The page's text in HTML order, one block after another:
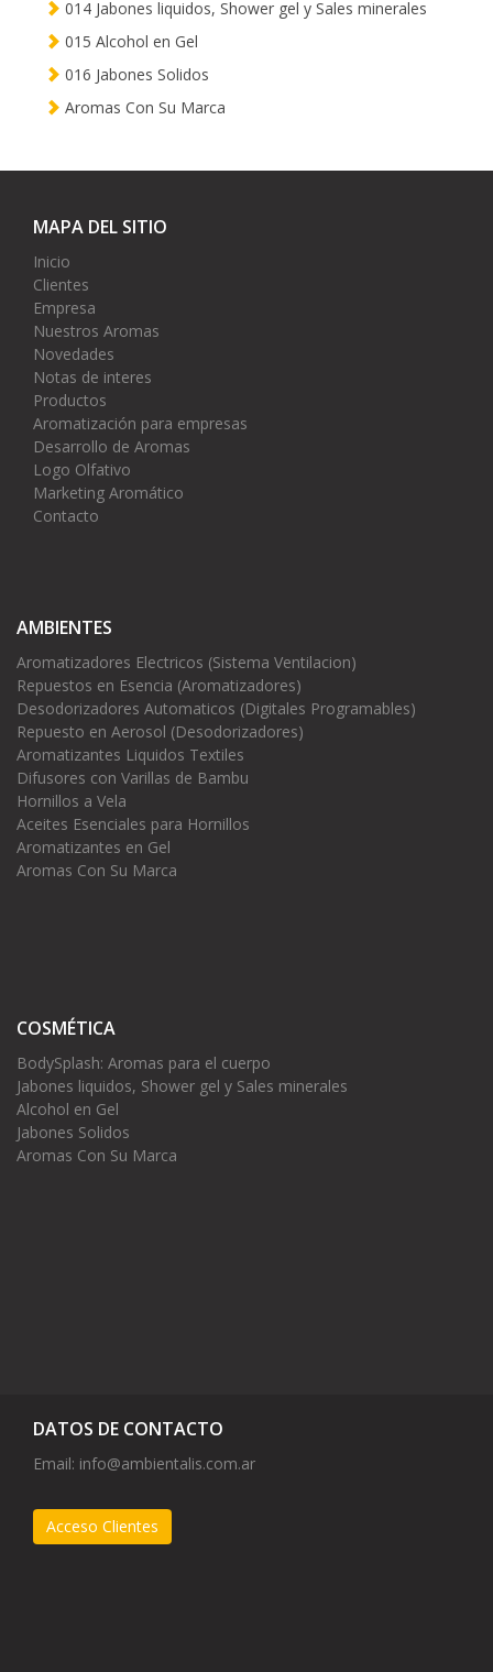
014 Jabones liquidos, Shower gel y Sales minerales
015 Alcohol en Gel
016 Jabones Solidos
Aromas Con Su Marca
MAPA DEL SITIO
Inicio
Clientes
Empresa
Nuestros Aromas
Novedades
Notas de interes
Productos
Aromatización para empresas
Desarrollo de Aromas
Logo Olfativo
Marketing Aromático
Contacto
AMBIENTES
Aromatizadores Electricos (Sistema Ventilacion)
Repuestos en Esencia (Aromatizadores)
Desodorizadores Automaticos (Digitales Programables)
Repuesto en Aerosol (Desodorizadores)
Aromatizantes Liquidos Textiles
Difusores con Varillas de Bambu
Hornillos a Vela
Aceites Esenciales para Hornillos
Aromatizantes en Gel
Aromas Con Su Marca
COSMÉTICA
BodySplash: Aromas para el cuerpo
Jabones liquidos, Shower gel y Sales minerales
Alcohol en Gel
Jabones Solidos
Aromas Con Su Marca
DATOS DE CONTACTO
Email: info@ambientalis.com.ar
Acceso Clientes